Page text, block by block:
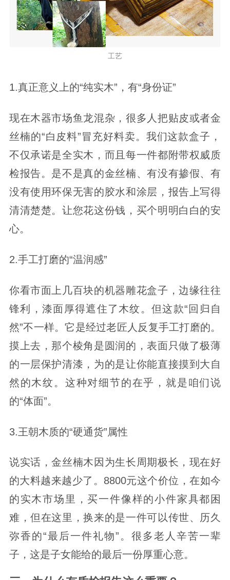
工艺
1.真正意义上的“纯实木”，有“身份证”
现在木器市场鱼龙混杂，很多人把贴皮或者金
丝楠的“白皮料”冒充好料卖。我们这款盒子，
不仅承诺是全实木，而且每一件都附带权威质
检报告。是不是真的金丝楠、有没有掺假、有
没有使用环保无害的胶水和涂层，报告上写得
清清楚楚。让您花这份钱，买个明明白白的安
心。
2.手工打磨的“温润感”
你看市面上几百块的机器雕花盒子，边缘往往
锋利，漆面厚得遮住了木纹。但这款“回归自
然”不一样。它是经过老匠人反复手工打磨的。
摸上去，那个棱角是圆润的，表面只做了极薄
的一层保护清漆，为的是让你能直接摸到大自
然的木纹。这种对细节的在乎，就是咱们说
的“体面”。
3.王朝木质的“硬通货”属性
说实话，金丝楠木因为生长周期极长，现在好
的大料越来越少了。8800元这个价位，在如今
的实木市场里，买一件像样的小件家具都困
难，但在这里，换来的是一件可以传世、历久
弥香的“最后一件礼物”。很多老人辛苦一辈
子，这是子女能给的最后一份厚重心意。